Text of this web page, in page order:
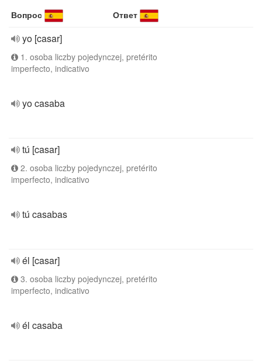
Вопрос Ответ
yo [casar]
1. osoba liczby pojedynczej, pretérito
imperfecto, indicativo
yo casaba
tú [casar]
2. osoba liczby pojedynczej, pretérito
imperfecto, indicativo
tú casabas
él [casar]
3. osoba liczby pojedynczej, pretérito
imperfecto, indicativo
él casaba